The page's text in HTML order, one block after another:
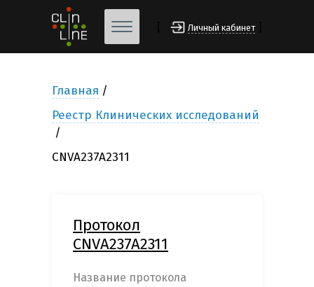
Личный кабинет
Главная
Реестр Клинических исследований
CNVA237A2311
Протокол
CNVA237A2311
Название протокола